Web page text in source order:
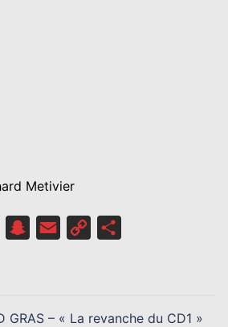
Metivier
FacebookSnapchat
Email
Copy
GRAS – « La revanche du CD1 »